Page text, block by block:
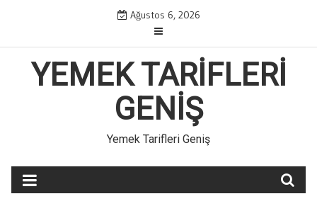
content
Ağustos 6, 2026
YEMEK TARIFLERI
GENIŞ
Yemek Tarifleri Geniş